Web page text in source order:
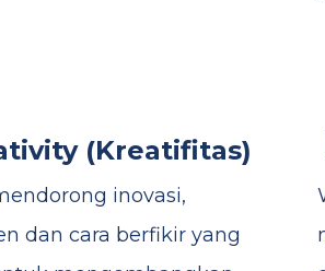
(Kreatif​itas)
inovasi,
dan cara berfikir yang